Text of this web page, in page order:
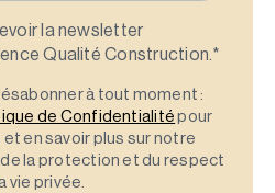
la newsletter
Qualité Construction.*
à tout moment :
de Confidentialité pour
en savoir plus sur notre
la protection et du respect
vie privée.